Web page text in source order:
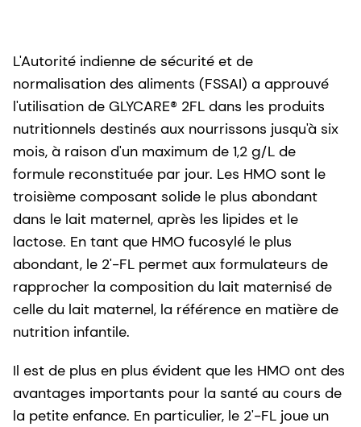
L'Autorité indienne de sécurité et de
normalisation des aliments (FSSAI) a approuvé
l'utilisation de GLYCARE® 2FL dans les produits
nutritionnels destinés aux nourrissons jusqu'à six
mois, à raison d'un maximum de 1,2 g/L de
formule reconstituée par jour. Les HMO sont le
troisième composant solide le plus abondant
dans le lait maternel, après les lipides et le
lactose. En tant que HMO fucosylé le plus
abondant, le 2'-FL permet aux formulateurs de
rapprocher la composition du lait maternisé de
celle du lait maternel, la référence en matière de
nutrition infantile.
Il est de plus en plus évident que les HMO ont des
avantages importants pour la santé au cours de
la petite enfance. En particulier, le 2'-FL joue un